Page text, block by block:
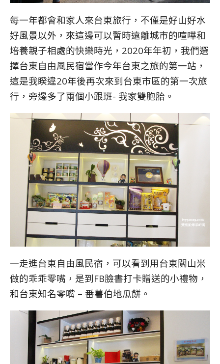
每一年都會和家人來台東旅行，不僅是好山好水
好風景以外，來這邊可以暫時遠離城市的喧嘩和
培養親子相處的快樂時光，2020年年初，我們選
擇台東自由風民宿當作今年台東之旅的第一站，
這是我睽違20年後再次來到台東市區的第一次旅
行，旁邊多了兩個小跟班- 我家雙胞胎。
一走進台東自由風民宿，可以看到用台東關山米
做的乖乖零嘴，是到FB臉書打卡贈送的小禮物，
和台東知名零嘴 – 番薯伯地瓜餅。